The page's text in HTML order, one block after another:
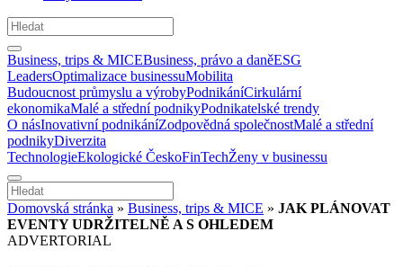
Business, trips & MICEBusiness, právo a daněESG
LeadersOptimalizace businessuMobilita
Budoucnost průmyslu a výrobyPodnikáníCirkulární
ekonomikaMalé a střední podnikyPodnikatelské trendy
O násInovativní podnikáníZodpovědná společnostMalé a střední
podnikyDiverzita
TechnologieEkologické ČeskoFinTechŽeny v businessu
Domovská stránka » Business, trips & MICE » JAK PLÁNOVAT
EVENTY UDRŽITELNĚ A S OHLEDEM
ADVERTORIAL